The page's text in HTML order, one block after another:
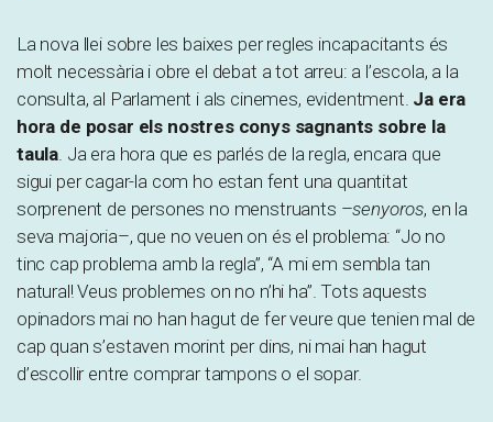
La nova llei sobre les baixes per regles incapacitants és
molt necessària i obre el debat a tot arreu: a l’escola, a la
consulta, al Parlament i als cinemes, evidentment. Ja era
hora de posar els nostres conys sagnants sobre la
taula . Ja era hora que es parlés de la regla, encara que
sigui per cagar-la com ho estan fent una quantitat
sorprenent de persones no menstruants –senyoros, en la
seva majoria–, que no veuen on és el problema: “Jo no
tinc cap problema amb la regla”, “A mi em sembla tan
natural! Veus problemes on no n’hi ha”. Tots aquests
opinadors mai no han hagut de fer veure que tenien mal de
cap quan s’estaven morint per dins, ni mai han hagut
d’escollir entre comprar tampons o el sopar.